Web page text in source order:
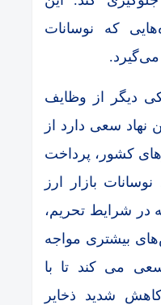
که نوسانات
دیگر از وظایف
نهاد سعی دارد از
کشور، پرداخت
بازار ارز
در شرایط تحریم،
بیشتری مواجه
می‌ کند تا با
شدید ذخایر